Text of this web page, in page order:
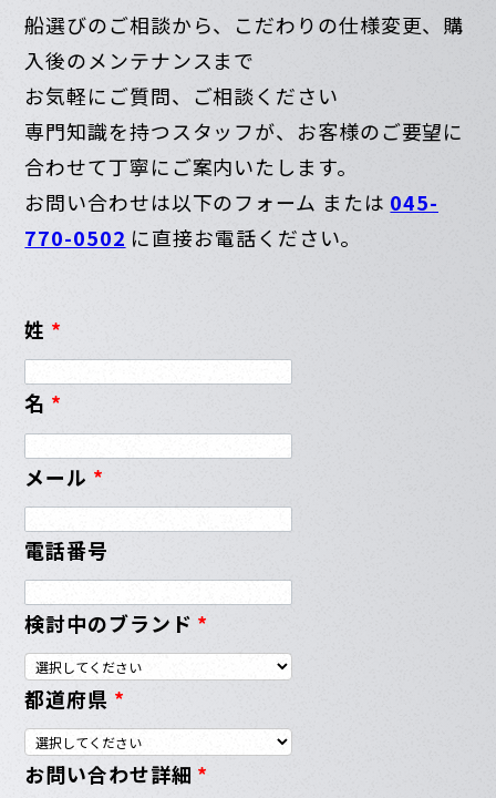
船選びのご相談から、こだわりの仕様変更、購
入後のメンテナンスまで
お気軽にご質問、ご相談ください
専門知識を持つスタッフが、お客様のご要望に
合わせて丁寧にご案内いたします。
お問い合わせは以下のフォーム または 045-
770-0502 に直接お電話ください。
姓 *
名 *
メール *
電話番号
検討中のブランド *
都道府県 *
お問い合わせ詳細 *